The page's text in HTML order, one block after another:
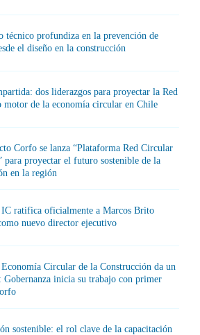
técnico profundiza en la prevención de
el diseño en la construcción
dos liderazgos para proyectar la Red
motor de la economía circular en Chile
Corfo se lanza “Plataforma Red Circular
para proyectar el futuro sostenible de la
en la región
ratifica oficialmente a Marcos Brito
nuevo director ejecutivo
Circular de la Construcción da un
Gobernanza inicia su trabajo con primer
sostenible: el rol clave de la capacitación